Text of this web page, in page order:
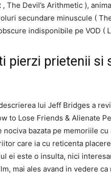
The Devil’s Arithmetic ),
secundare minuscule (
indisponibile pe VOD (
pierzi prietenii si
lui Jeff Bridges a
to Lose Friends & Alienate
nociva bazata pe memoriile
care ia cu reticenta
ei este o insulta, nici
mai ales avand in vedere